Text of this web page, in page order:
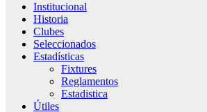
Institucional
Historia
Clubes
Seleccionados
Estadísticas
Fixtures
Reglamentos
Estadistica
Útiles